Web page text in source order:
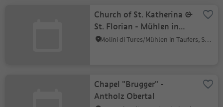
Church of St. Katherina &
St. Florian - Mühlen in
Taufers
Molini di Tures/Mühlen in Taufers, Sand in Taufers/Campo Tures, Ahrntal/Valle Aurina
Chapel "Brugger" -
Antholz Obertal